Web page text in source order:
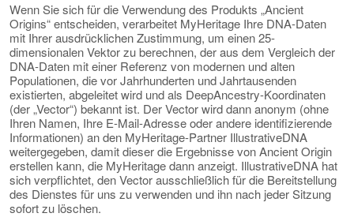
Wenn Sie sich für die Verwendung des Produkts „Ancient
Origins“ entscheiden, verarbeitet MyHeritage Ihre DNA-Daten
mit Ihrer ausdrücklichen Zustimmung, um einen 25-
dimensionalen Vektor zu berechnen, der aus dem Vergleich der
DNA-Daten mit einer Referenz von modernen und alten
Populationen, die vor Jahrhunderten und Jahrtausenden
existierten, abgeleitet wird und als DeepAncestry-Koordinaten
(der „Vector“) bekannt ist. Der Vector wird dann anonym (ohne
Ihren Namen, Ihre E-Mail-Adresse oder andere identifizierende
Informationen) an den MyHeritage-Partner IllustrativeDNA
weitergegeben, damit dieser die Ergebnisse von Ancient Origin
erstellen kann, die MyHeritage dann anzeigt. IllustrativeDNA hat
sich verpflichtet, den Vector ausschließlich für die Bereitstellung
des Dienstes für uns zu verwenden und ihn nach jeder Sitzung
sofort zu löschen.